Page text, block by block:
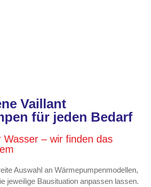
Vaillant
für jeden Bedarf
Wasser – wir finden das
Auswahl an Wärmepumpenmodellen,
jeweilige Bausituation anpassen lassen.